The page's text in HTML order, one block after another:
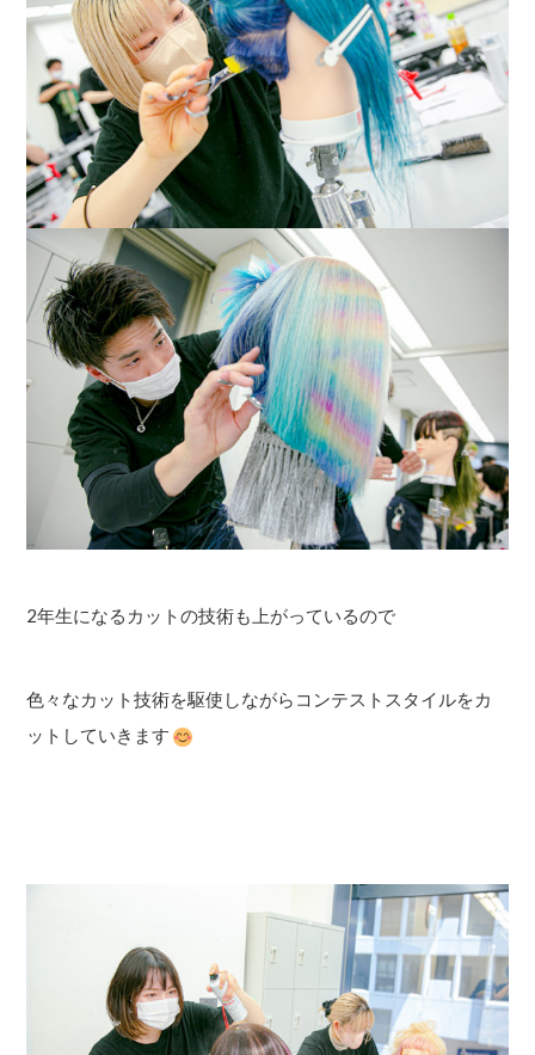
2年生になるカットの技術も上がっているので
色々なカット技術を駆使しながらコンテストスタイルをカ
ットしていきます